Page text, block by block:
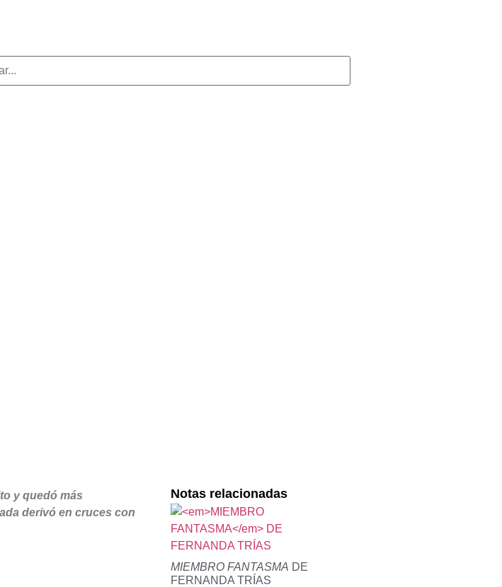
y quedó más
derivó en cruces con
Notas relacionadas
MIEMBRO FANTASMA DE
FERNANDA TRÍAS